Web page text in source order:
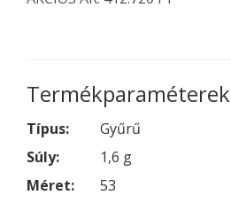
Termékparaméterek
Típus:
Gyűrű
Súly:
1,6 g
Méret:
53